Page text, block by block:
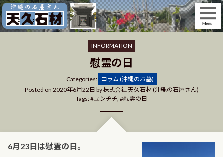
Skip
to
content
INFORMATION
慰霊の日
Categories: Categories
コラム (沖縄のお墓)
Posted on 2020年6月22日 by株式会社 天久石材 (沖縄の石屋さん)
Tags:
ユンヂチ, 慰霊の日
6月23日は慰霊の日。